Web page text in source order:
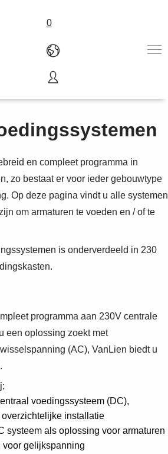
0
en compleet programma in
zo bestaat er voor ieder gebouwtype
Op deze pagina vindt u alle systemen
om armaturen te voeden en / of te
is onderverdeeld in 230
programma aan 230V centrale
een oplossing zoekt met
(AC), VanLien biedt u
voedingssysteem (DC),
installatie
systeem als oplossing voor armaturen
gelijkspanning